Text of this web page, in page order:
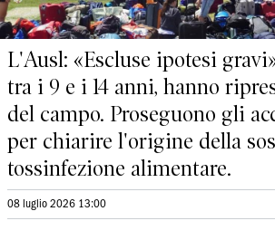
L'Ausl: «Escluse ipotesi
tra i 9 e i 14 anni, hanno
del campo. Proseguono gli
per chiarire l'origine della
tossinfezione alimentare.
08 luglio 2026 13:00